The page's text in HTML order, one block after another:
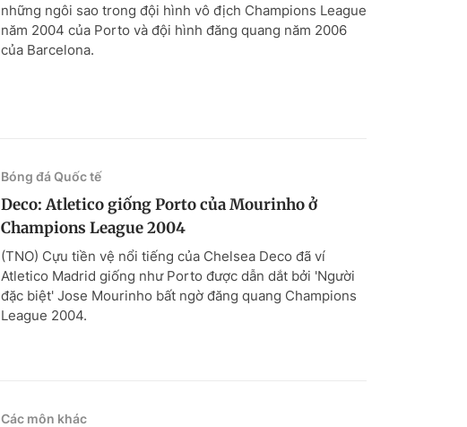
những ngôi sao trong đội hình vô địch Champions League
năm 2004 của Porto và đội hình đăng quang năm 2006
của Barcelona.
Bóng đá Quốc tế
Deco: Atletico giống Porto của Mourinho ở
Champions League 2004
(TNO) Cựu tiền vệ nổi tiếng của Chelsea Deco đã ví
Atletico Madrid giống như Porto được dẫn dắt bởi 'Người
đặc biệt' Jose Mourinho bất ngờ đăng quang Champions
League 2004.
Các môn khác